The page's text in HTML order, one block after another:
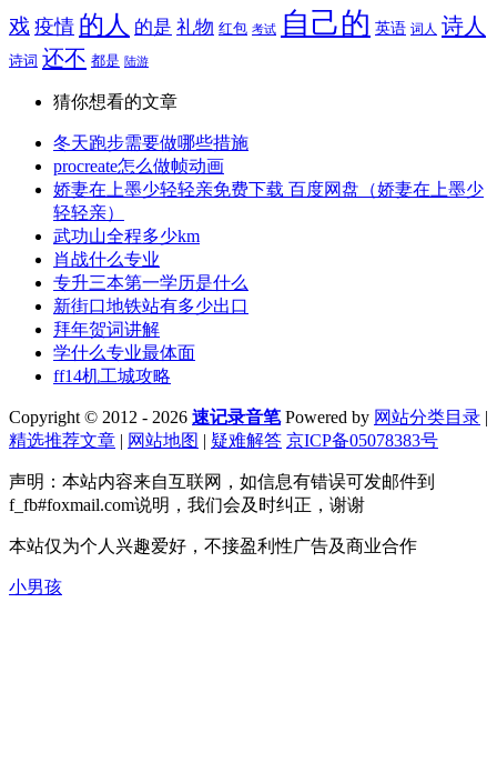
戏 疫情 的人 的是 礼物 红包 考试 自己的 英语 词人 诗人
诗词 还不 都是 陆游
猜你想看的文章
冬天跑步需要做哪些措施
procreate怎么做帧动画
娇妻在上墨少轻轻亲免费下载 百度网盘（娇妻在上墨少
轻轻亲）
武功山全程多少km
肖战什么专业
专升三本第一学历是什么
新街口地铁站有多少出口
拜年贺词讲解
学什么专业最体面
ff14机工城攻略
Copyright © 2012 - 2026 速记录音笔Powered by 网站分类目录 |
精选推荐文章 | 网站地图 | 疑难解答 京ICP备05078383号
声明：本站内容来自互联网，如信息有错误可发邮件到
f_fb#foxmail.com说明，我们会及时纠正，谢谢
本站仅为个人兴趣爱好，不接盈利性广告及商业合作
小男孩